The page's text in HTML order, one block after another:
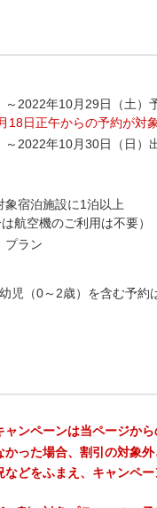
2022年10月29日（土）
日正午からの予約が対象
2022年10月30日（日
宿泊施設に1泊以上
航空機のご利用は不要）
プラン
児（0～2歳）を含む予約
ャンペーンは当ページか
った場合、割引の対象
どをふまえ、キャンペ